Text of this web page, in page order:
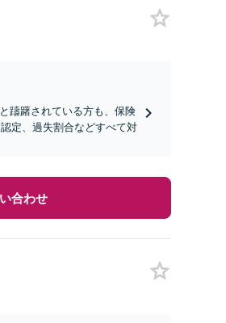
躊躇されている方も、保険
定、過失割合などすべて対
合わせ